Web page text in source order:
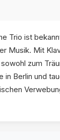
Trio ist
Musik. Mit
zum
in Berlin und